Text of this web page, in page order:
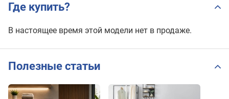
Где купить?
В настоящее время этой модели нет в продаже.
Полезные статьи